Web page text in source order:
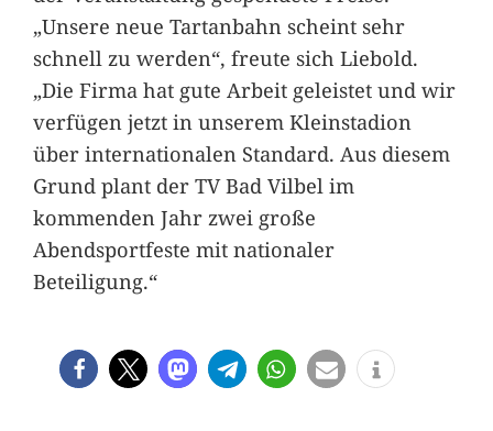
„Unsere neue Tartanbahn scheint sehr
schnell zu werden“, freute sich Liebold.
„Die Firma hat gute Arbeit geleistet und wir
verfügen jetzt in unserem Kleinstadion
über internationalen Standard. Aus diesem
Grund plant der TV Bad Vilbel im
kommenden Jahr zwei große
Abendsportfeste mit nationaler
Beteiligung.“